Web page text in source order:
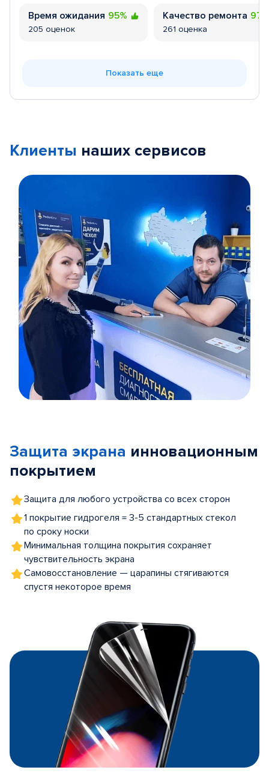
Время ожидания 95%
205 оценок
Качество ремонта
261 оценка
Показать еще
Клиенты наших сервисов
5
Защита экрана инновационным
покрытием
Защита для любого устройства со всех сторон
1 покрытие гидрогеля = 3-5 стандартных стекол
по сроку носки
Минимальная толщина покрытия сохраняет
чувствительность экрана
Самовосстановление — царапины стягиваются
спустя некоторое время